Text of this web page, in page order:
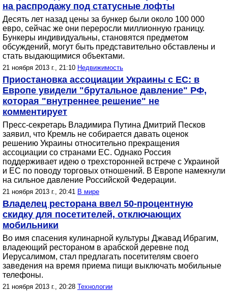
на распродажу под статусные лофты
Десять лет назад цены за бункер были около 100 000
евро, сейчас же они переросли миллионную границу.
Бункеры индивидуальны, становятся предметом
обсуждений, могут быть представительно обставлены и
стать выдающимися объектами.
21 ноября 2013 г., 21:10 Недвижимость
Приостановка ассоциации Украины с ЕС: в
Европе увидели "брутальное давление" РФ,
которая "внутреннее решение" не
комментирует
Пресс-секретарь Владимира Путина Дмитрий Песков
заявил, что Кремль не собирается давать оценок
решению Украины относительно прекращения
ассоциации со странами ЕС. Однако Россия
поддерживает идею о трехсторонней встрече с Украиной
и ЕС по поводу торговых отношений. В Европе намекнули
на сильное давление Российской Федерации.
21 ноября 2013 г., 20:41 В мире
Владелец ресторана ввел 50-процентную
скидку для посетителей, отключающих
мобильники
Во имя спасения кулинарной культуры Джавад Ибрагим,
владеющий рестораном в арабской деревне под
Иерусалимом, стал предлагать посетителям своего
заведения на время приема пищи выключать мобильные
телефоны.
21 ноября 2013 г., 20:28 Технологии